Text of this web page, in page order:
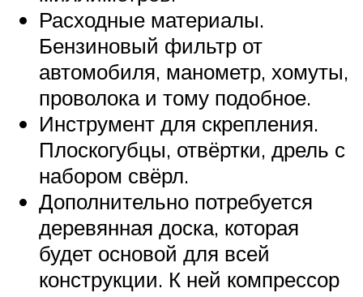
Расходные материалы.
Бензиновый фильтр от
автомобиля, манометр, хомуты,
проволока и тому подобное.
Инструмент для скрепления.
Плоскогубцы, отвёртки, дрель с
набором свёрл.
Дополнительно потребуется
деревянная доска, которая
будет основой для всей
конструкции. К ней компрессор